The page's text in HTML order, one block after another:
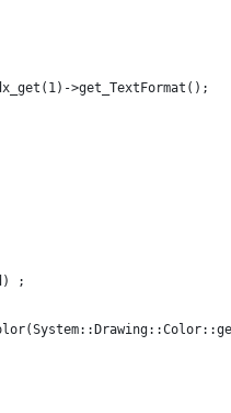
>get_TextFormat();
;